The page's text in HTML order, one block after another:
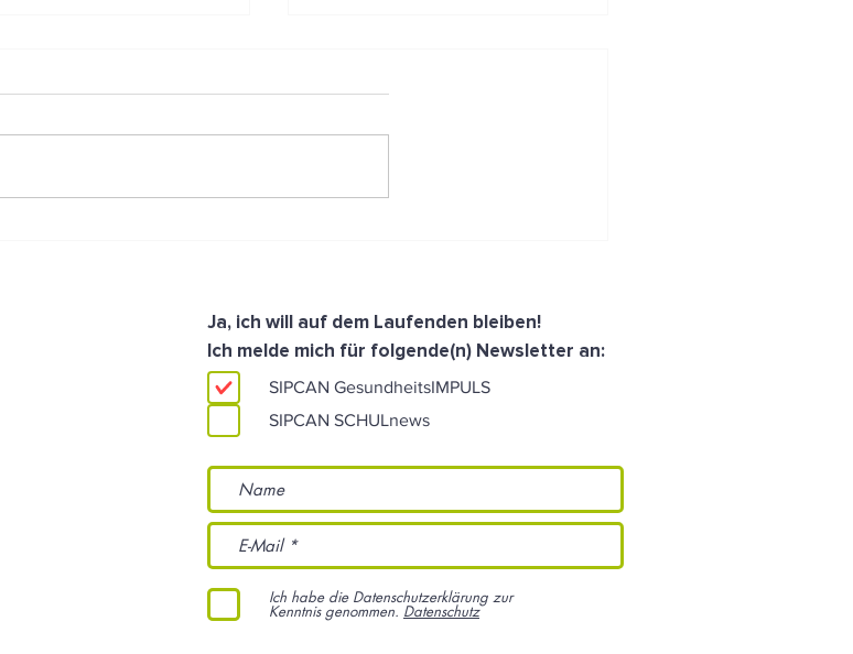
Ja, ich will auf dem Laufenden bleiben!
Ich melde mich für folgende(n) Newsletter an:
SIPCAN GesundheitsIMPULS
SIPCAN SCHULnews
Ich habe die Datenschutzerklärung zur
Kenntnis genommen. Datenschutz